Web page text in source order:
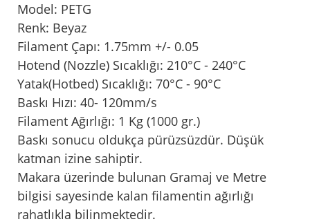
Model: PETG
Renk: Beyaz
Filament Çapı: 1.75mm +/- 0.05
Hotend (Nozzle) Sıcaklığı: 210°C - 240°C
Yatak(Hotbed) Sıcaklığı: 70°C - 90°C
Baskı Hızı: 40- 120mm/s
Filament Ağırlığı: 1 Kg (1000 gr.)
Baskı sonucu oldukça pürüzsüzdür. Düşük
katman izine sahiptir.
Makara üzerinde bulunan Gramaj ve Metre
bilgisi sayesinde kalan filamentin ağırlığı
rahatlıkla bilinmektedir.